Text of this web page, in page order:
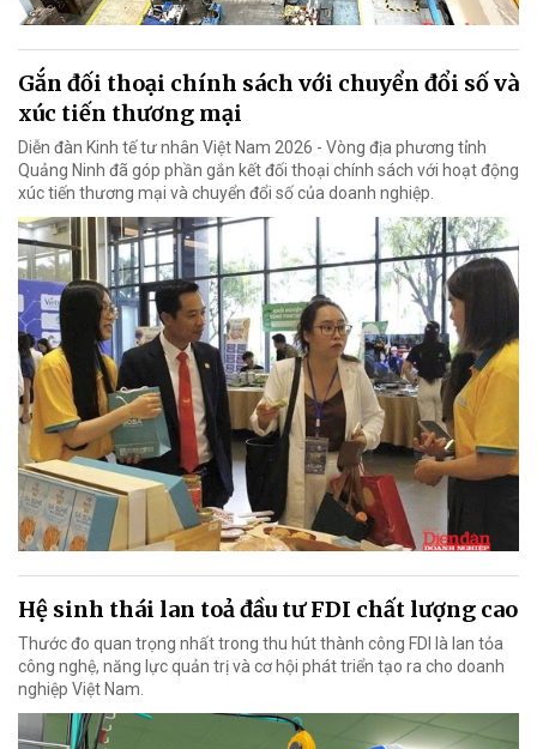
Gắn đối thoại chính sách với chuyển đổi số và
xúc tiến thương mại
Diễn đàn Kinh tế tư nhân Việt Nam 2026 - Vòng địa phương tỉnh
Quảng Ninh đã góp phần gắn kết đối thoại chính sách với hoạt động
xúc tiến thương mại và chuyển đổi số của doanh nghiệp.
Hệ sinh thái lan toả đầu tư FDI chất lượng cao
Thước đo quan trọng nhất trong thu hút thành công FDI là lan tỏa
công nghệ, năng lực quản trị và cơ hội phát triển tạo ra cho doanh
nghiệp Việt Nam.